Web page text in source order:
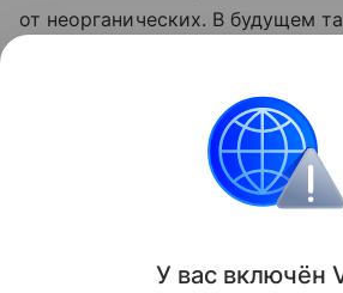
от неорганических. В будущем
на Марсе, Луне и других
У вас включён